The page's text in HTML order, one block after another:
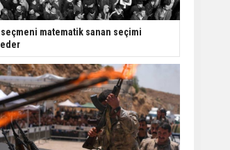
seçmeni matematik sanan seçimi